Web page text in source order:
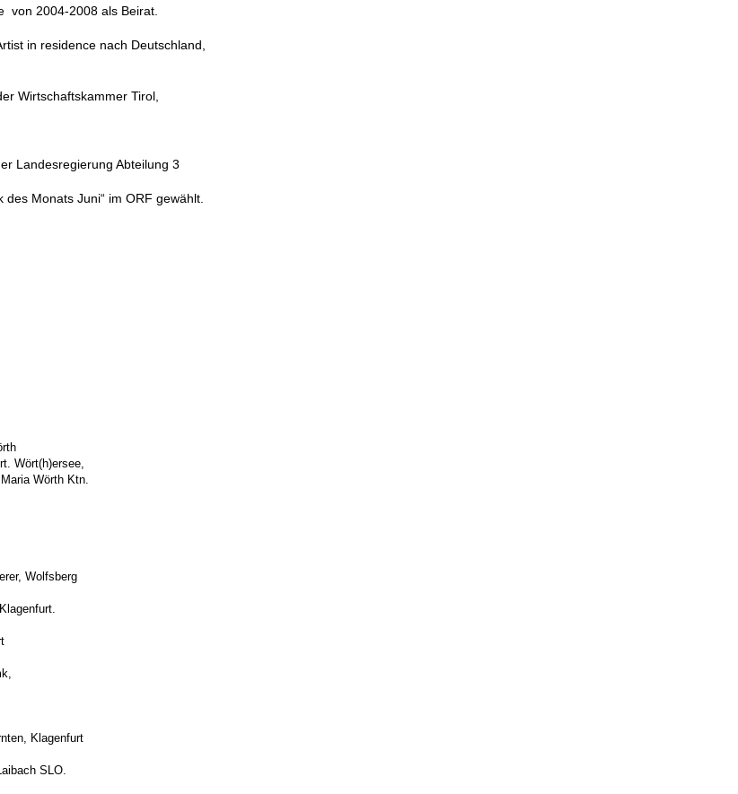
von 2004-2008 als Beirat.
in residence nach Deutschland,
in die Schweiz eingeladen.
Wirtschaftskammer Tirol,
Grafikwettbewerbs,
Landesregierung Abteilung 3
des Monats Juni“ im ORF gewählt.
Galerie, Klagenfurt
OSCAR; Klagenfurt
Linde Maria Wörth
Wört(h)ersee,
Ktn.
Kulterer, Wolfsberg
Slowenien
Reitbauer am Pogusch, Stmk,
im Rathaus, Wiesbaden.
Klagenfurt
E.Lesjak + P. Varl, Laibach SLO.